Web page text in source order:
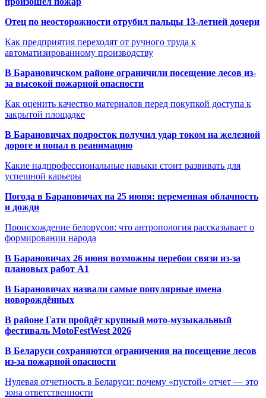
Отец по неосторожности отрубил пальцы 13-летней дочери
Как предприятия переходят от ручного труда к
автоматизированному производству
В Барановичском районе ограничили посещение лесов из-
за высокой пожарной опасности
Как оценить качество материалов перед покупкой доступа к
закрытой площадке
В Барановичах подросток получил удар током на железной
дороге и попал в реанимацию
Какие надпрофессиональные навыки стоит развивать для
успешной карьеры
Погода в Барановичах на 25 июня: переменная облачность
и дожди
Происхождение белорусов: что антропология рассказывает о
формировании народа
В Барановичах 26 июня возможны перебои связи из-за
плановых работ A1
В Барановичах назвали самые популярные имена
новорождённых
В районе Гати пройдёт крупный мото-музыкальный
фестиваль MotoFestWest 2026
В Беларуси сохраняются ограничения на посещение лесов
из-за пожарной опасности
Нулевая отчетность в Беларуси: почему «пустой» отчет — это
зона ответственности